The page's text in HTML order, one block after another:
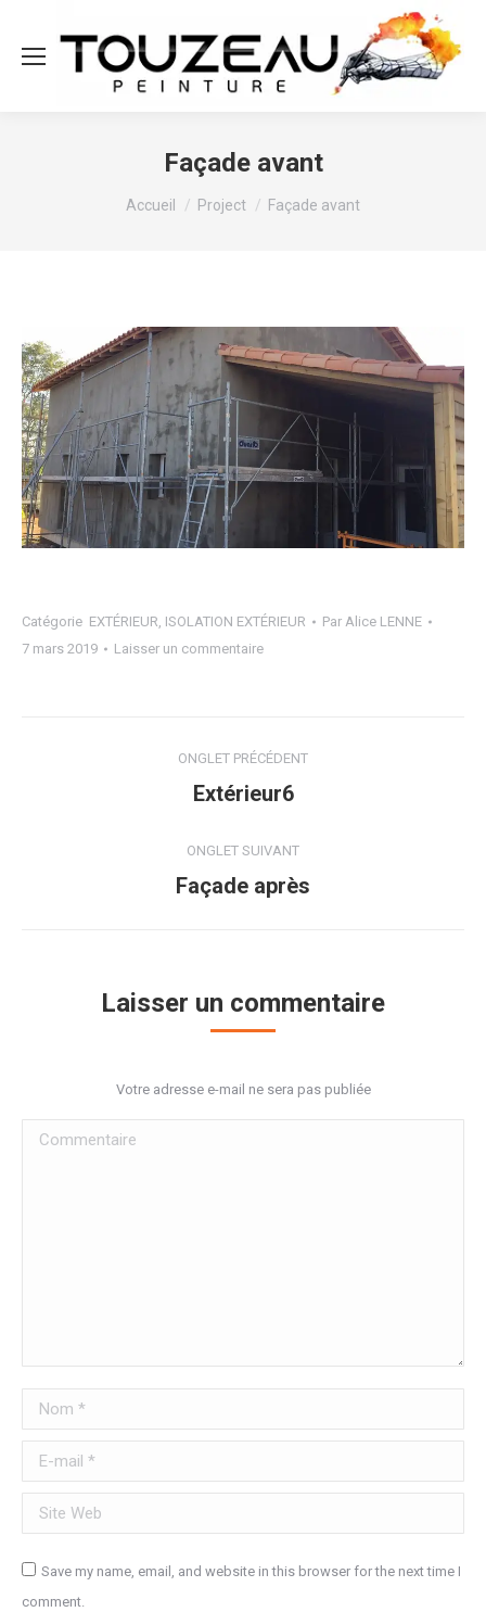
Façade avant
Vous êtes ici :
Accueil Project Façade avant
Catégorie EXTÉRIEUR, ISOLATION EXTÉRIEUR Par Alice LENNE
7 mars 2019
Laisser un commentaire
commentaire
ONGLET PRÉCÉDENT
Onglet
Extérieur6
ONGLET SUIVANT
Projets
Façade après
Laisser un commentaire
Votre adresse e-mail ne sera pas publiée
Commentaire
Nom *
E-mail *
Site Web
Save my name, email, and website in this browser for the next time I
comment.